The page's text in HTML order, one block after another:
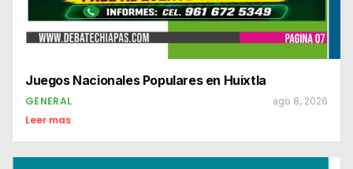
Juegos Nacionales Populares en Huixtla
GENERAL ago 8, 2026
Leer mas